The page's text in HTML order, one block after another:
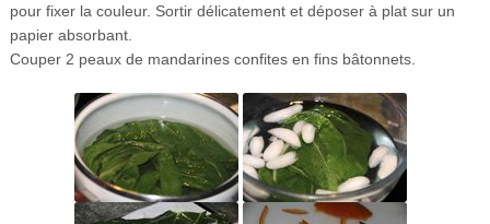
pour fixer la couleur. Sortir délicatement et déposer à plat sur un
papier absorbant.
Couper 2 peaux de mandarines confites en fins bâtonnets.